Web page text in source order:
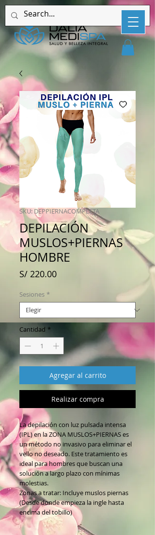
SKU: DEPPIERNACOMPLETA
DEPILACIÓN
MUSLOS+PIERNAS
HOMBRE
S/ 220.00Precio
Sesiones *
Cantidad *
Agregar al carrito
Realizar compra
La depilación con luz pulsada intensa
(IPL) en la ZONA MUSLOS+PIERNAS es
un método no invasivo para eliminar el
vello no deseado. Este tratamiento es
ideal para hombres que buscan una
solución a largo plazo con mínimas
molestias.
Zonas a tratar: Incluye muslos piernas
(Desde donde empieza la ingle hasta
encima del tobillo)